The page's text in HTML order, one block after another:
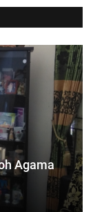
Agama